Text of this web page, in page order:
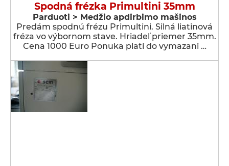
Spodná frézka Primultini 35mm
Parduoti > Medžio apdirbimo mašinos
Predám spodnú frézu Primultini. Silná liatinová
fréza vo výbornom stave. Hriadeľ priemer 35mm.
Cena 1000 Euro Ponuka platí do vymazani …